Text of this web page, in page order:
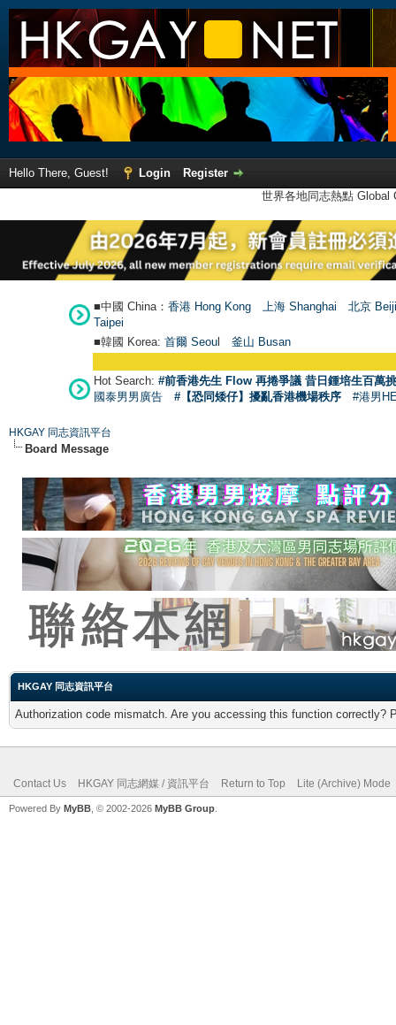
Hello There, Guest! Login
Register
世界各地同志熱點
■中國 China： 香港 Hong Kong 上海 Shanghai
北京
Taipei
■韓國 Korea: 首爾 Seoul 釜山 Busan
Hot Search: #前香港先生 Flow 再捲爭議 昔日鍾培生百萬
國泰男男廣告
#【恐同矮仔】擾亂香港機場秩序 #港男
HKGAY 同志資訊平台
Board Message
HKGAY 同志資訊平台
Authorization code mismatch. Are you accessing this function correctly?
Contact Us HKGAY 同志網媒 / 資訊平台 Return to Top Lite (Archive) Mode
Powered By MyBB , © 2002-2026 MyBB Group